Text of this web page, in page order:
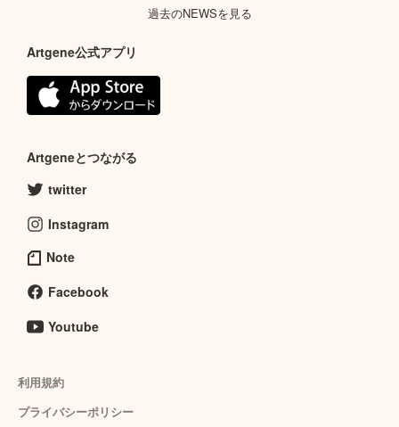
過去のNEWSを見る
Artgene公式アプリ
Artgeneとつながる
twitter
Instagram
Note
Facebook
Youtube
利用規約
プライバシーポリシー